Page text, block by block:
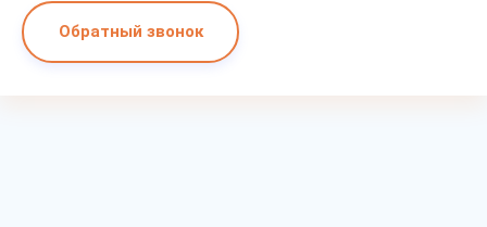
Обратный звонок